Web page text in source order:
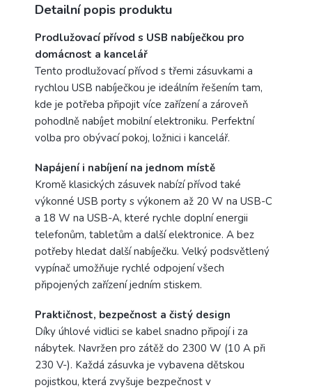
Detailní popis produktu
Prodlužovací přívod s USB nabíječkou pro
domácnost a kancelář
Tento prodlužovací přívod s třemi zásuvkami a
rychlou USB nabíječkou je ideálním řešením tam,
kde je potřeba připojit více zařízení a zároveň
pohodlně nabíjet mobilní elektroniku. Perfektní
volba pro obývací pokoj, ložnici i kancelář.
Napájení i nabíjení na jednom místě
Kromě klasických zásuvek nabízí přívod také
výkonné USB porty s výkonem až 20 W na USB-C
a 18 W na USB-A, které rychle doplní energii
telefonům, tabletům a další elektronice. A bez
potřeby hledat další nabíječku. Velký podsvětlený
vypínač umožňuje rychlé odpojení všech
připojených zařízení jedním stiskem.
Praktičnost, bezpečnost a čistý design
Díky úhlové vidlici se kabel snadno připojí i za
nábytek. Navržen pro zátěž do 2300 W (10 A při
230 V-). Každá zásuvka je vybavena dětskou
pojistkou, která zvyšuje bezpečnost v